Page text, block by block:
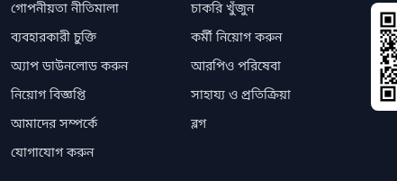
গোপনীয়তা নীতিমালা
ব্যবহারকারী চুক্তি
অ্যাপ ডাউনলোড করুন
নিয়োগ বিজ্ঞপ্তি
আমাদের সম্পর্কে
যোগাযোগ করুন
চাকরি খুঁজুন
কর্মী নিয়োগ করুন
আরপিও পরিষেবা
সাহায্য ও প্রতিক্রিয়া
ব্লগ